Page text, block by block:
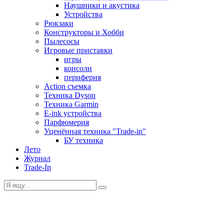
Наушники и акустика
Устройства
Рюкзаки
Конструкторы и Хобби
Пылесосы
Игровые приставки
игры
консоли
периферия
Action съемка
Техника Dyson
Техника Garmin
E-ink устройства
Парфюмерия
Уценённая техника "Trade-in"
БУ техника
Лето
Журнал
Trade-In